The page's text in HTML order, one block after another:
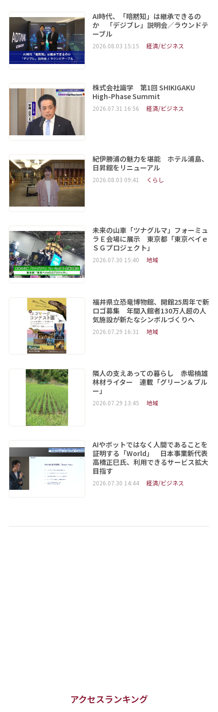
AI時代、「暗黙知」は継承できるの
か 「デジブレ」説明会／ラウンドテ
ーブル
2026.08.03 15:15 経済/ビジネス
株式会社識学 第1回 SHIKIGAKU
High-Phase Summit
2026.07.31 16:56 経済/ビジネス
紀伊勝浦の魅力を堪能 ホテル浦島、
日昇館をリニューアル
2026.08.03 09:41 くらし
未来の山車「ツナグルマ」フォーミュ
ラＥ会場に展示 東京都「東京ベイｅ
ＳＧプロジェクト」
2026.07.30 15:40 地域
福井県立恐竜博物館、開館25周年で新
ロゴ募集 年間入館者130万人超の人
気施設が新たなシンボルづくりへ
2026.07.29 16:31 地域
隣人の支えあっての暮らし 赤堀楠雄
林材ライター 連載「グリーン＆ブル
ー」
2026.07.29 13:45 地域
AIやボットではなく人間であることを
証明する「World」 日本事業新代表
高橋正巳氏、利用できるサービス拡大
目指す
2026.07.30 14:44 経済/ビジネス
アクセスランキング